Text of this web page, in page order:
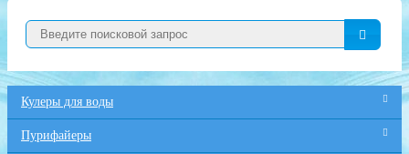
Кулеры для воды
Пурифайеры